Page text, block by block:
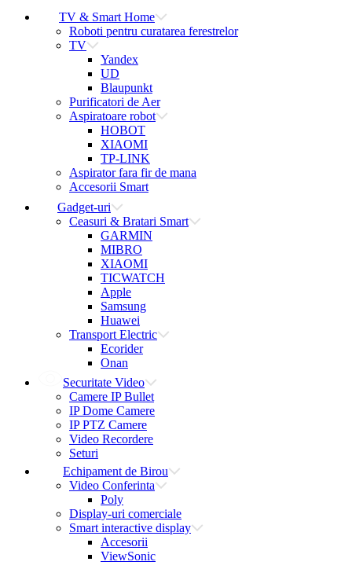
TV & Smart Home
Roboti pentru curatarea ferestrelor
TV
Yandex
UD
Blaupunkt
Purificatori de Aer
Aspiratoare robot
HOBOT
XIAOMI
TP-LINK
Aspirator fara fir de mana
Accesorii Smart
Gadget-uri
Ceasuri & Bratari Smart
GARMIN
MIBRO
XIAOMI
TICWATCH
Apple
Samsung
Huawei
Transport Electric
Ecorider
Onan
Securitate Video
Camere IP Bullet
IP Dome Camere
IP PTZ Camere
Video Recordere
Seturi
Echipament de Birou
Video Conferinta
Poly
Display-uri comerciale
Smart interactive display
Accesorii
ViewSonic